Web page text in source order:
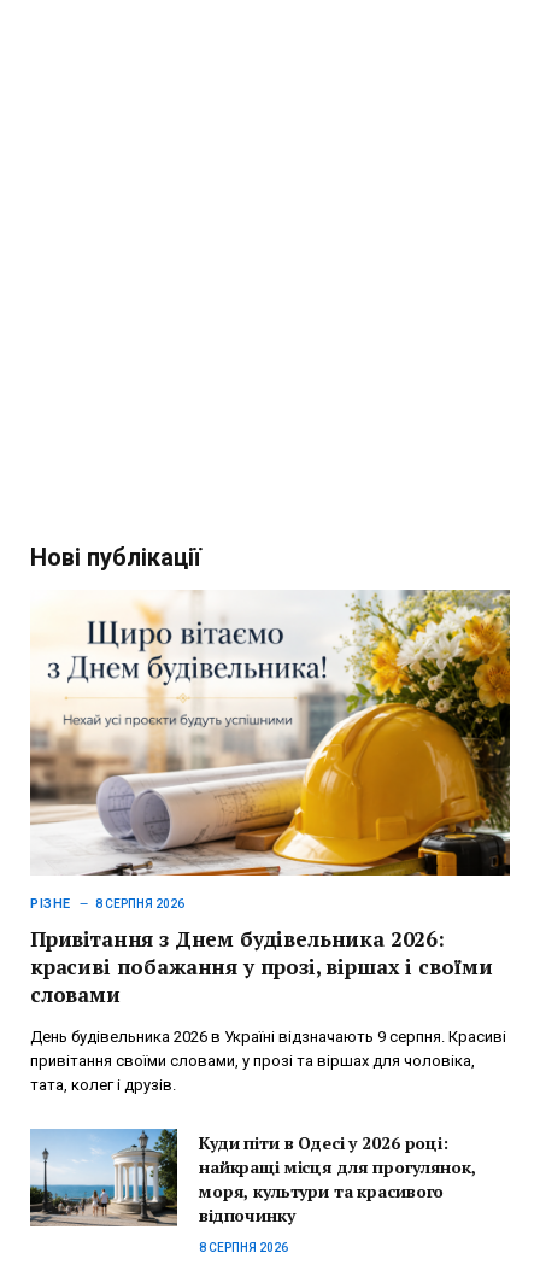
Нові публікації
РІЗНЕ 8 СЕРПНЯ 2026
Привітання з Днем будівельника 2026:
красиві побажання у прозі, віршах і своїми
словами
День будівельника 2026 в Україні відзначають 9 серпня. Красиві
привітання своїми словами, у прозі та віршах для чоловіка,
тата, колег і друзів.
Куди піти в Одесі у 2026 році:
найкращі місця для прогулянок,
моря, культури та красивого
відпочинку
8 СЕРПНЯ 2026